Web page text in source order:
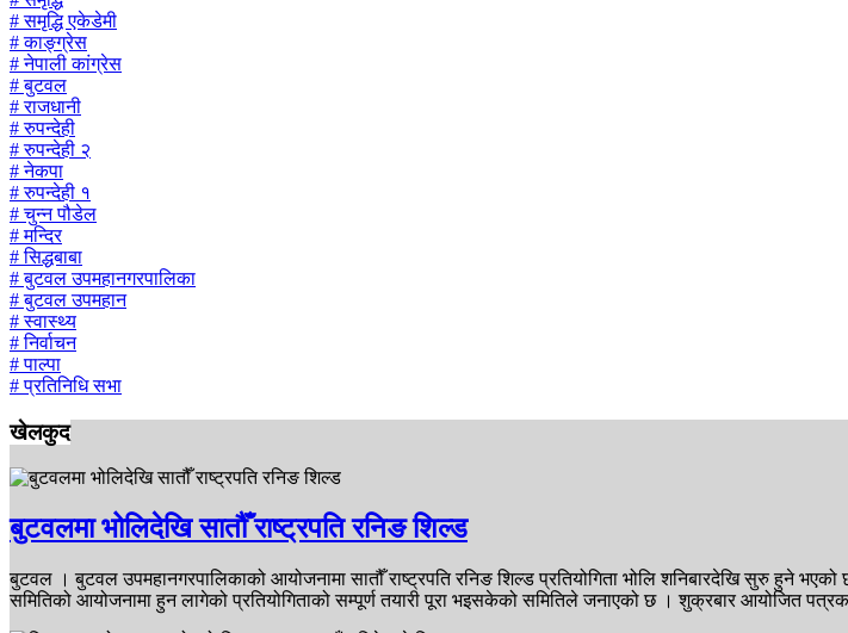
# समृद्धि एकेडेमी
# काङ्ग्रेस
# नेपाली कांग्रेस
# बुटवल
# राजधानी
# रुपन्देही
# रुपन्देही २
# नेकपा
# रुपन्देही १
# चुन्न पौडेल
# मन्दिर
# सिद्धबाबा
# बुटवल उपमहानगरपालिका
# बुटवल उपमहान
# स्वास्थ्य
# निर्वाचन
# पाल्पा
# प्रतिनिधि सभा
खेलकुद
बुटवलमा भोलिदेखि सातौँ राष्ट्रपति रनिङ शिल्ड
बुटवल । बुटवल उपमहानगरपालिकाको आयोजनामा सातौँ राष्ट्रपति रनिङ शिल्ड प्रतियोगिता भोलि शनिबारदेखि सुरु हुने
समितिको आयोजनामा हुन लागेको प्रतियोगिताको सम्पूर्ण तयारी पूरा भइसकेको समितिले जनाएको छ । शुक्रबार आयोजित